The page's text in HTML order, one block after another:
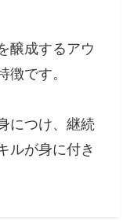
醸成するアウ
徴です。
につけ、継続
ルが身に付き